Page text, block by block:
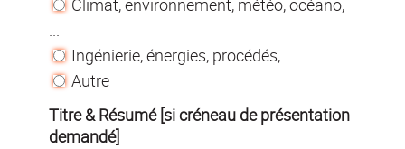
Ingénierie, énergies, procédés, ...
Autre
Titre & Résumé [si créneau de présentation
demandé]